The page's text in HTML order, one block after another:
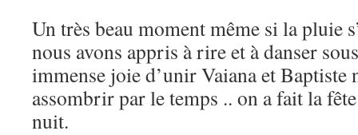
Un très beau moment même si la pluie
nous avons appris à rire et à danser
immense joie d’unir Vaiana et Baptiste
assombrir par le temps .. on a fait la
nuit.